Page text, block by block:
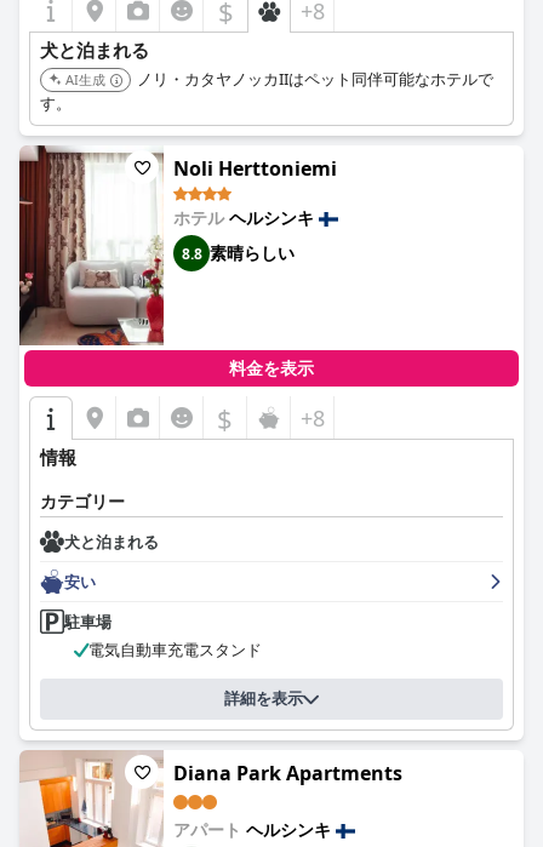
$ +8
犬と泊まれる
AI生成
ノリ・カタヤノッカIIはペット同伴可能なホテルで
す。
Noli Herttoniemi
ホテルヘルシンキ
8.8 素晴らしい
料金を表示
$ +8
情報
カテゴリー
犬と泊まれる
安い
駐車場
電気自動車充電スタンド
詳細を表示
Diana Park Apartments
アパート ヘルシンキ